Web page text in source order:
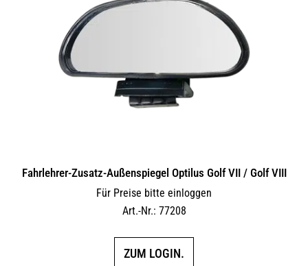
Fahrlehrer-Zusatz-Außen­spiegel Optilus Golf VII / Golf VIII
Für Preise bitte einloggen
Art.-Nr.: 77208
ZUM LOGIN.